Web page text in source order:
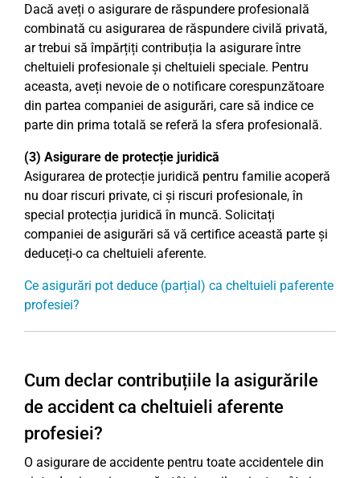
Dacă aveți o asigurare de răspundere profesională
combinată cu asigurarea de răspundere civilă privată,
ar trebui să împărțiți contribuția la asigurare între
cheltuieli profesionale și cheltuieli speciale. Pentru
aceasta, aveți nevoie de o notificare corespunzătoare
din partea companiei de asigurări, care să indice ce
parte din prima totală se referă la sfera profesională.
(3) Asigurare de protecție juridică
Asigurarea de protecție juridică pentru familie acoperă
nu doar riscuri private, ci și riscuri profesionale, în
special protecția juridică în muncă. Solicitați
companiei de asigurări să vă certifice această parte și
deduceți-o ca cheltuieli aferente.
Ce asigurări pot deduce (parțial) ca cheltuieli paferente
profesiei?
Cum declar contribuțiile la asigurările
de accident ca cheltuieli aferente
profesiei?
O asigurare de accidente pentru toate accidentele din